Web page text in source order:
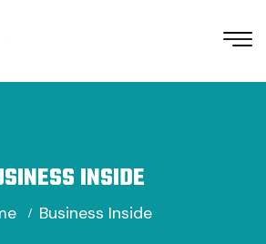
INSIDE
Business Inside